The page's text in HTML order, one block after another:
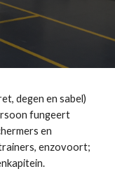
degen en sabel)
fungeert
en
enzovoort;